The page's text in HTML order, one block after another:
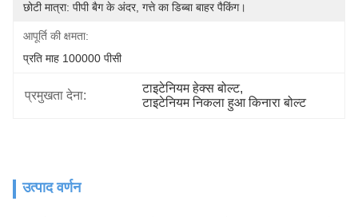
छोटी मात्रा: पीपी बैग के अंदर, गत्ते का डिब्बा बाहर पैकिंग।
आपूर्ति की क्षमता:
प्रति माह 100000 पीसी
प्रमुखता देना:
टाइटेनियम हेक्स बोल्ट,
टाइटेनियम निकला हुआ किनारा बोल्ट
उत्पाद वर्णन